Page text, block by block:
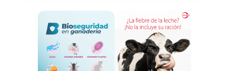
Con alrededor de 10 millones de vacas y 25 millones
de ovejas,la ganadería es integral para el país,
tanto económica como culturalmente.
El Ministro de Agricultura, Todd McClay, enfatizó el